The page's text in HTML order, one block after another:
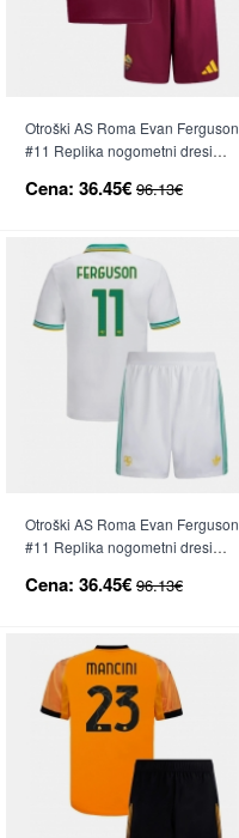
Otroški AS Roma Evan Ferguson
#11 Replika nogometni dresi
Rokav (+ hlače)
Cena: 36.45€ 96.13€
Otroški AS Roma Evan Ferguson
#11 Replika nogometni dresi
Rokav (+ hlače)
Cena: 36.45€ 96.13€